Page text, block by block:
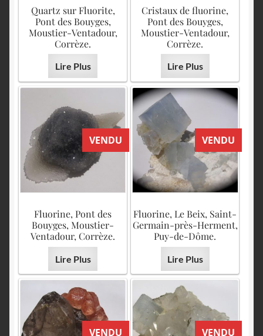
Quartz sur Fluorite,
Pont des Bouyges,
Moustier-Ventadour,
Corrèze.
Lire Plus
Cristaux de fluorine,
Pont des Bouyges,
Moustier-Ventadour,
Corrèze.
Lire Plus
VENDU
Fluorine, Pont des
Bouyges, Moustier-
Ventadour, Corrèze.
Lire Plus
VENDU
Fluorine, Le Beix, Saint-
Germain-près-Herment,
Puy-de-Dôme.
Lire Plus
VENDU VENDU